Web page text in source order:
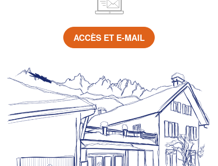
ACCÈS ET E-MAIL